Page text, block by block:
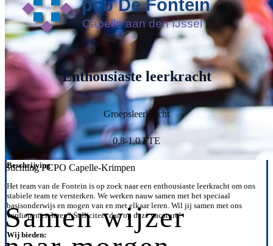
Stichting PCPO Capelle-Krimpen
Samen wijzer
Enthousiaste leerkracht
Groepsleerkracht
0,8-1,0 FTE
Beschrijving
Het team van de Fontein is op zoek naar een enthousiaste leerkracht om ons
stabiele team te versterken. We werken nauw samen met het speciaal
basisonderwijs en mogen van en met elkaar leren. Wil jij samen met ons
verdiepen en leren? Solliciteer dan op deze vacature!
Wij bieden: